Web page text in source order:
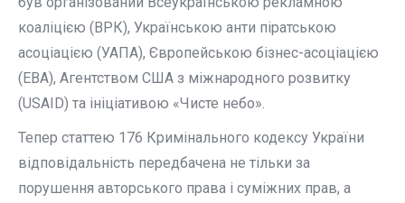
коаліцією (ВРК), Українською анти піратською
асоціацією (УАПА), Європейською бізнес-асоціацією
(ЕВА), Агентством США з міжнародного розвитку
(USAID) та ініціативою «Чисте небо».
Тепер статтею 176 Кримінального кодексу України
відповідальність передбачена не тільки за
порушення авторського права і суміжних прав, а